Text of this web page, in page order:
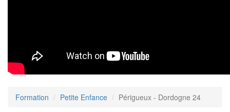
Formation Petite Enfance Périgueux - Dordogne 24